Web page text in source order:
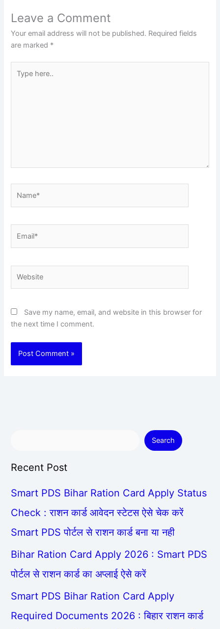
Leave a Comment
Your email address will not be published. Required fields
are marked *
here..
Save my name, email, and website in this browser for
the next time I comment.
Search
Recent Post
Smart PDS Bihar Ration Card Apply Status
Check : राशन कार्ड आवेदन स्टेटस ऐसे चेक करें
Smart PDS पोर्टल से राशन कार्ड बना या नही
Bihar Ration Card Apply 2026 : Smart PDS
पोर्टल से राशन कार्ड का अप्लाई ऐसे करें
Smart PDS Bihar Ration Card Apply
Required Documents 2026 : बिहार राशन कार्ड